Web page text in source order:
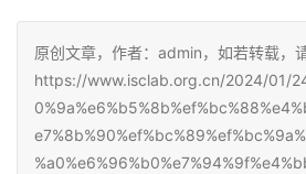
原创文章，作者：admin，如若转载，
https://www.isclab.org.cn/2024/01/